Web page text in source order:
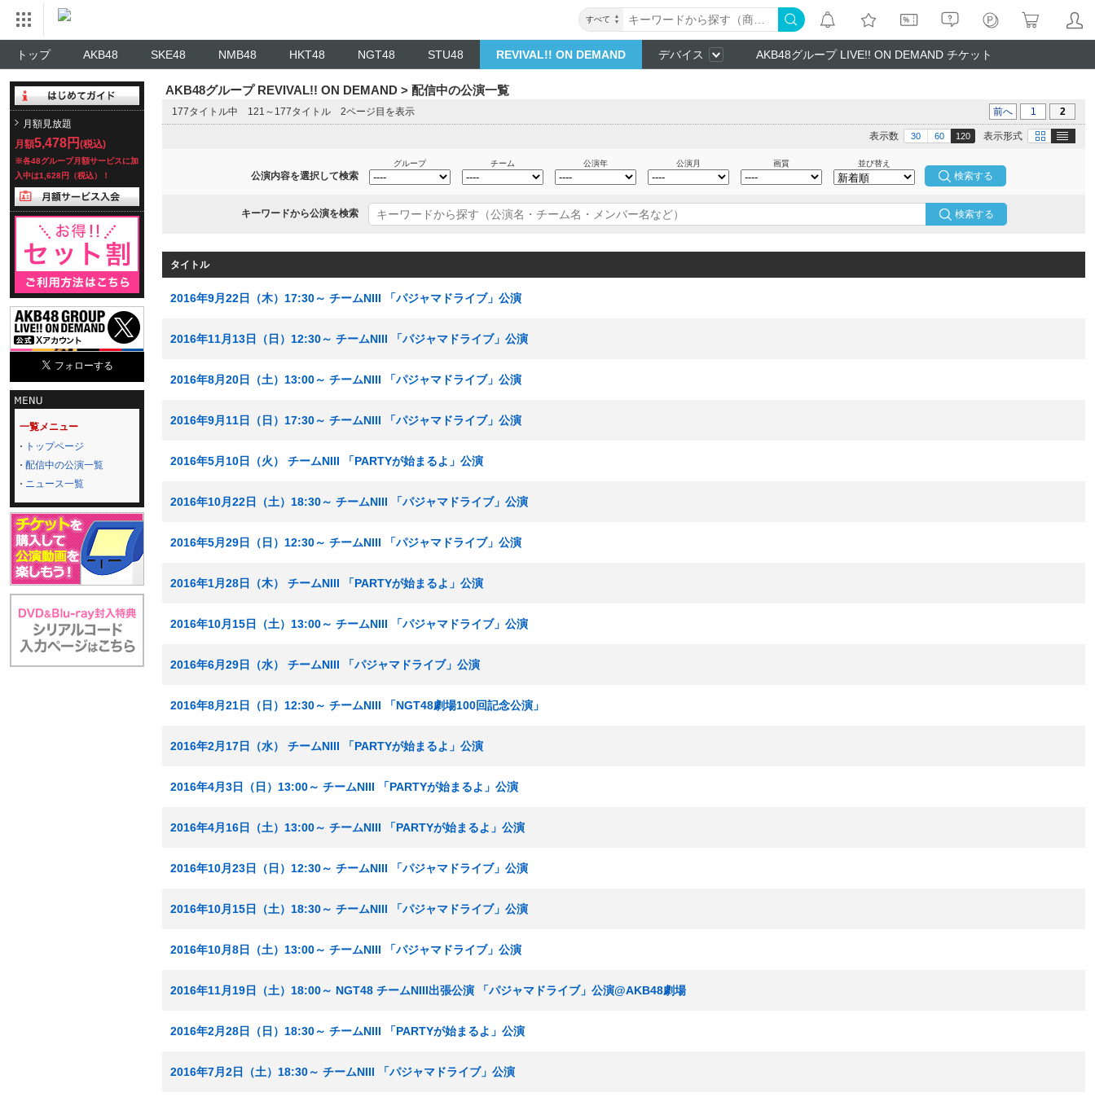
すべて
トップ AKB48 SKE48 NMB48 HKT48 NGT48 STU48 REVIVAL!! ON DEMAND デバイス AKB48グループ LIVE!! ON DEMAND チケット
月額見放題
月額5,478円 (税込)
※各48グループ月額サービスに加
入中は1,628円（税込）！
一覧メニュー
トップページ
配信中の公演一覧
ニュース一覧
AKB48グループ REVIVAL!! ON DEMAND > 配信中の公演一覧
177タイトル中 121～177タイトル 2ページ目を表示 前へ 1 2
表示形式 画像
表示数 30 60 120
公演内容を選択して検索
グループ チーム 公演年 公演月 画質 並び替え
キーワードから公演を検索 検索する
タイトル
2016年9月22日（木）17:30～ チームNIII 「パジャマドライブ」公演
2016年11月13日（日）12:30～ チームNIII 「パジャマドライブ」公演
2016年8月20日（土）13:00～ チームNIII 「パジャマドライブ」公演
2016年9月11日（日）17:30～ チームNIII 「パジャマドライブ」公演
2016年5月10日（火） チームNIII 「PARTYが始まるよ」公演
2016年10月22日（土）18:30～ チームNIII 「パジャマドライブ」公演
2016年5月29日（日）12:30～ チームNIII 「パジャマドライブ」公演
2016年1月28日（木） チームNIII 「PARTYが始まるよ」公演
2016年10月15日（土）13:00～ チームNIII 「パジャマドライブ」公演
2016年6月29日（水） チームNIII 「パジャマドライブ」公演
2016年8月21日（日）12:30～ チームNIII 「NGT48劇場100回記念公演」
2016年2月17日（水） チームNIII 「PARTYが始まるよ」公演
2016年4月3日（日）13:00～ チームNIII 「PARTYが始まるよ」公演
2016年4月16日（土）13:00～ チームNIII 「PARTYが始まるよ」公演
2016年10月23日（日）12:30～ チームNIII 「パジャマドライブ」公演
2016年10月15日（土）18:30～ チームNIII 「パジャマドライブ」公演
2016年10月8日（土）13:00～ チームNIII 「パジャマドライブ」公演
2016年11月19日（土）18:00～ NGT48 チームNIII出張公演 「パジャマドライブ」公演@AKB48劇場
2016年2月28日（日）18:30～ チームNIII 「PARTYが始まるよ」公演
2016年7月2日（土）18:30～ チームNIII 「パジャマドライブ」公演